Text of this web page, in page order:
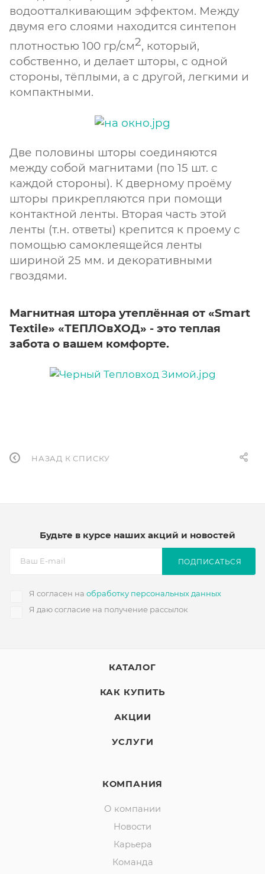
водоотталкивающим эффектом. Между
двумя его слоями находится синтепон
плотностью 100 гр/см2, который,
собственно, и делает шторы, с одной
стороны, тёплыми, а с другой, легкими и
компактными.
Две половины шторы соединяются
между собой магнитами (по 15 шт. с
каждой стороны). К дверному проёму
шторы прикрепляются при помощи
контактной ленты. Вторая часть этой
ленты (т.н. ответы) крепится к проему с
помощью самоклеящейся ленты
шириной 25 мм. и декоративными
гвоздями.
Магнитная штора утеплённая от «Smart
Textile» «ТЕПЛОвХОД» - это теплая
забота о вашем комфорте.
НАЗАД К СПИСКУ
Будьте в курсе наших акций и новостей
Я согласен на обработку персональных данных
Я даю согласие на получение рассылок
ПОДПИСАТЬСЯ
КАТАЛОГ
КАК КУПИТЬ
АКЦИИ
УСЛУГИ
КОМПАНИЯ
О компании
Новости
Карьера
Команда